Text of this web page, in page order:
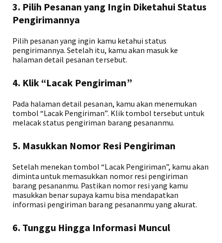
3. Pilih Pesanan yang Ingin Diketahui Status
Pengirimannya
Pilih pesanan yang ingin kamu ketahui status
pengirimannya. Setelah itu, kamu akan masuk ke
halaman detail pesanan tersebut.
4. Klik “Lacak Pengiriman”
Pada halaman detail pesanan, kamu akan menemukan
tombol “Lacak Pengiriman”. Klik tombol tersebut untuk
melacak status pengiriman barang pesananmu.
5. Masukkan Nomor Resi Pengiriman
Setelah menekan tombol “Lacak Pengiriman”, kamu akan
diminta untuk memasukkan nomor resi pengiriman
barang pesananmu. Pastikan nomor resi yang kamu
masukkan benar supaya kamu bisa mendapatkan
informasi pengiriman barang pesananmu yang akurat.
6. Tunggu Hingga Informasi Muncul